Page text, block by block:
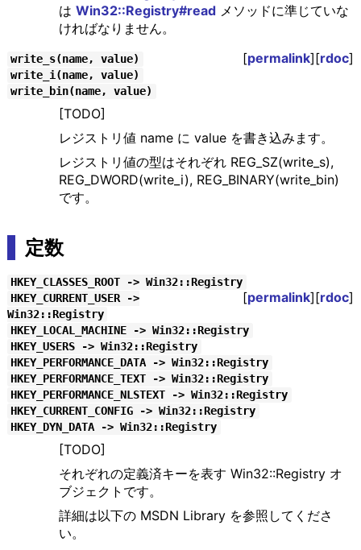
は Win32::Registry#readメソッドに準じていな
ければなりません。
write_s(name, value) [permalink][rdoc]
write_i(name, value)
write_bin(name, value)
[TODO]
レジストリ値 name に value を書き込みます。
レジストリ値の型はそれぞれ REG_SZ(write_s),
REG_DWORD(write_i), REG_BINARY(write_bin)
です。
定数
HKEY_CLASSES_ROOT -> Win32::Registry
[permalink][rdoc]
HKEY_CURRENT_USER ->
Win32::Registry
HKEY_LOCAL_MACHINE -> Win32::Registry
HKEY_USERS -> Win32::Registry
HKEY_PERFORMANCE_DATA -> Win32::Registry
HKEY_PERFORMANCE_TEXT -> Win32::Registry
HKEY_PERFORMANCE_NLSTEXT -> Win32::Registry
HKEY_CURRENT_CONFIG -> Win32::Registry
HKEY_DYN_DATA -> Win32::Registry
[TODO]
それぞれの定義済キーを表す Win32::Registry オ
ブジェクトです。
詳細は以下の MSDN Library を参照してくださ
い。